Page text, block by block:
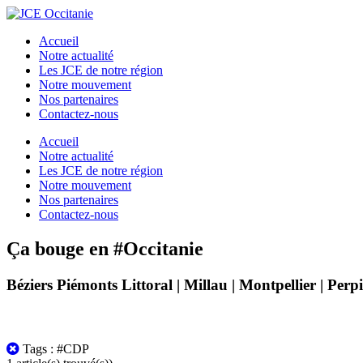
Accueil
Notre actualité
Les JCE de notre région
Notre mouvement
Nos partenaires
Contactez-nous
Accueil
Notre actualité
Les JCE de notre région
Notre mouvement
Nos partenaires
Contactez-nous
Ça bouge en #Occitanie
Béziers Piémonts Littoral | Millau | Montpellier |
Tous
Tags : #CDP